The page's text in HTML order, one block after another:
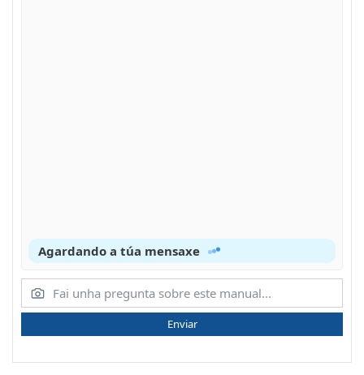
Agardando a túa mensaxe
Enviar